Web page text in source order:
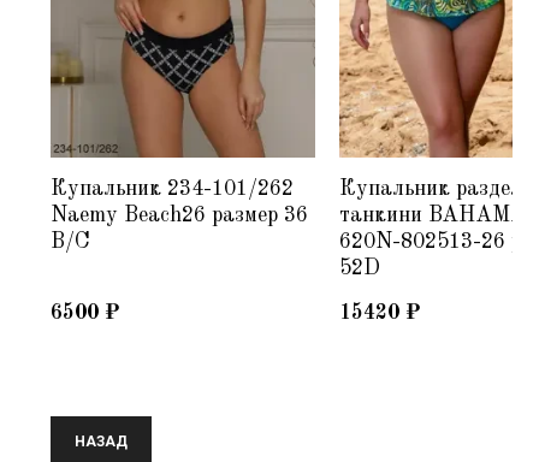
Купальник 234-101/262
Naemy Beach26 размер 36
B/C
6500 ₽
Купальник
танкини BAHAMA
620N-802513-26
52D
15420 ₽
НАЗАД